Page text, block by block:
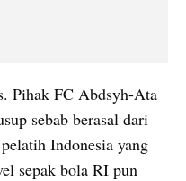
Pihak FC Abdsyh-Ata
sebab berasal dari
Indonesia yang
sepak bola RI pun